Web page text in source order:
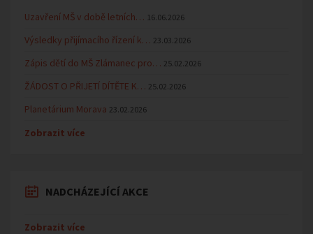
Uzavření MŠ v době letních… 16.06.2026
Výsledky přijímacího řízení k… 23.03.2026
Zápis dětí do MŠ Zlámanec pro… 25.02.2026
ŽÁDOST O PŘIJETÍ DÍTĚTE K… 25.02.2026
Planetárium Morava 23.02.2026
Zobrazit více
NADCHÁZEJÍCÍ AKCE
Zobrazit více